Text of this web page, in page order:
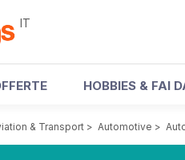
IT
HOBBIES & FAI
& Transport > Automotive >